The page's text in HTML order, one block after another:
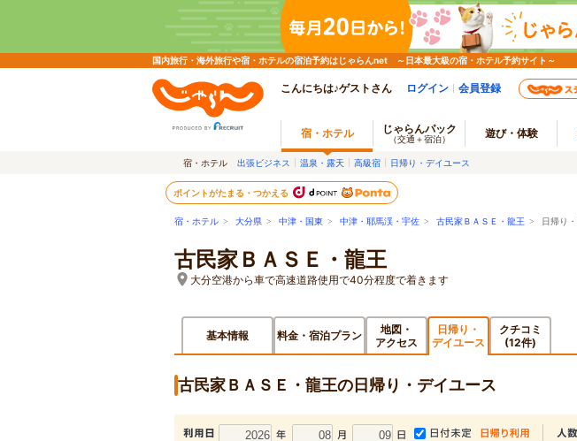
国内旅行・海外旅行や宿・ホテルの宿泊予約はじゃらんnet ～日本最大級の宿・ホテル予約サイト～
こんにちは♪ゲストさん ログイン 会員登録
宿・ホテル じゃらんパック
（交通＋宿泊） 遊び・体験
宿・ホテル 出張ビジネス 温泉・露天 高級宿 日帰り・デイユース
ポイントがたまる・つかえる
宿・ホテル > 大分県 > 中津・国東 > 中津・耶馬渓・宇佐 > 古民家ＢＡＳＥ・龍王 > 日帰り・
古民家ＢＡＳＥ・龍王
大分空港から車で高速道路使用で40分程度で着きます
基本情報 料金・宿泊プラン
地図・
アクセス
日帰り・
デイユース
クチコミ
(12件)
古民家ＢＡＳＥ・龍王の日帰り・デイユース